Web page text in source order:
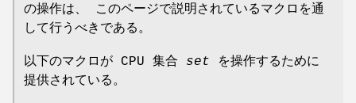
の操作は、 このページで説明されているマクロを通
して行うべきである。
以下のマクロが CPU 集合 set を操作するために
提供されている。